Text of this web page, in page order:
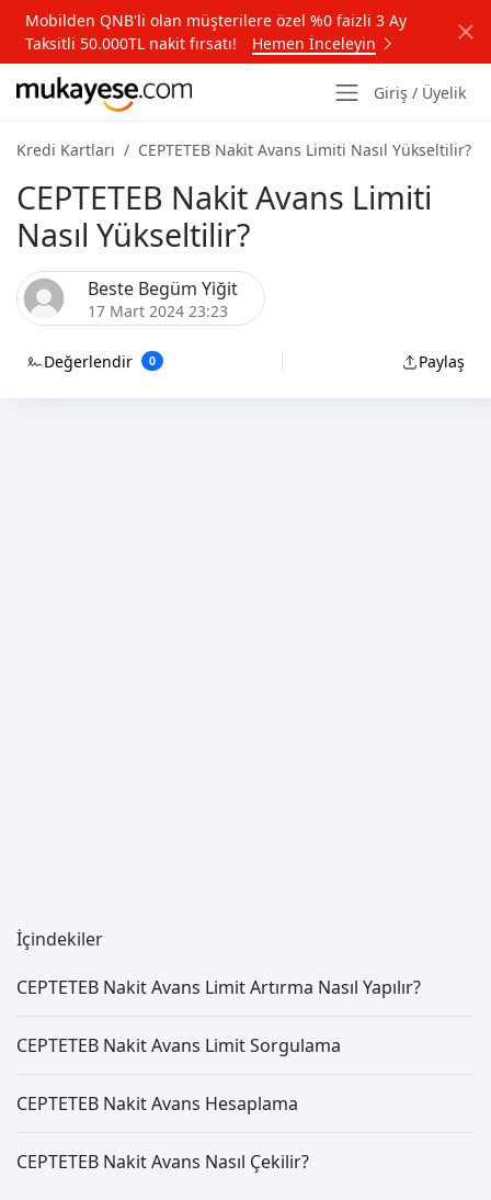
Mobilden QNB'li olan müşterilere özel %0 faizli 3 Ay
Taksitli 50.000TL nakit fırsatı!
Hemen İnceleyin
Giriş / Üyelik
Kredi Kartları CEPTETEB Nakit Avans Limiti Nasıl Yükseltilir?
CEPTETEB Nakit Avans Limiti
Nasıl Yükseltilir?
Beste Begüm Yiğit
17 Mart 2024 23:23
Değerlendir 0 Paylaş
İçindekiler
CEPTETEB Nakit Avans Limit Artırma Nasıl Yapılır?
CEPTETEB Nakit Avans Limit Sorgulama
CEPTETEB Nakit Avans Hesaplama
CEPTETEB Nakit Avans Nasıl Çekilir?